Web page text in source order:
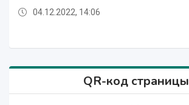
04.12.2022, 14:06
QR-код страницы